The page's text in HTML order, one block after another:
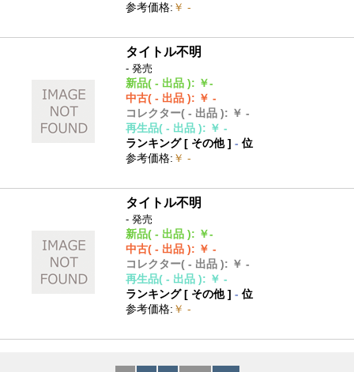
参考価格: ￥ -
タイトル不明
- 発売
新品( - 出品 ): ￥-
中古( - 出品 ): ￥ -
コレクター( - 出品 ): ￥ -
再生品( - 出品 ): ￥ -
ランキング [ その他]- 位
参考価格: ￥ -
タイトル不明
- 発売
新品( - 出品 ): ￥-
中古( - 出品 ): ￥ -
コレクター( - 出品 ): ￥ -
再生品( - 出品 ): ￥ -
ランキング [ その他]- 位
参考価格: ￥ -